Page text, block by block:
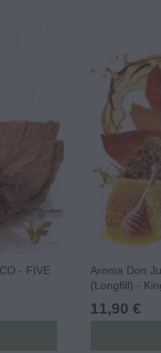
- FIVE
Aroma Don
(Longfill) -
11,90 €